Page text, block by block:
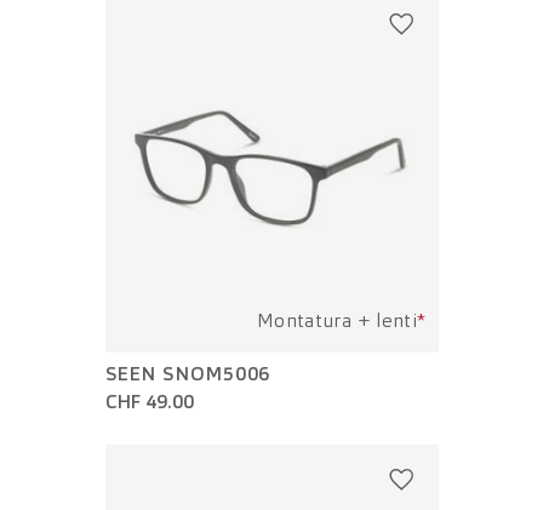
Montatura + lenti*
SEEN SNOM5006
CHF 49.00